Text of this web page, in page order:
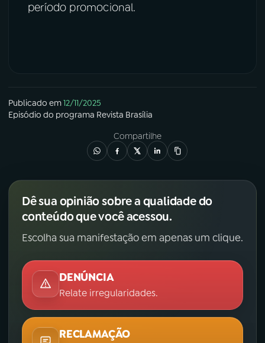
período promocional.
Publicado em12/11/2025
Episódio do programa Revista Brasília
Compartilhe
Dê sua opinião sobre a qualidade do
conteúdo que você acessou.
Escolha sua manifestação em apenas um clique.
DENÚNCIA
Relate irregularidades.
RECLAMAÇÃO